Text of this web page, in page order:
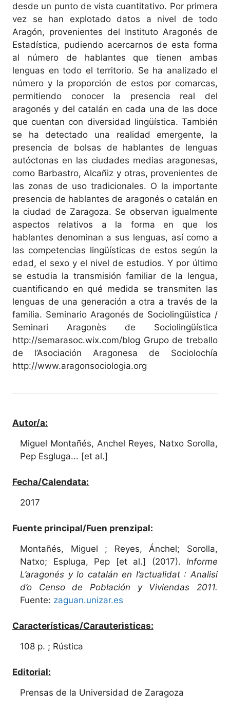
desde un punto de vista cuantitativo. Por primera
vez se han explotado datos a nivel de todo
Aragón, provenientes del Instituto Aragonés de
Estadística, pudiendo acercarnos de esta forma
al número de hablantes que tienen ambas
lenguas en todo el territorio. Se ha analizado el
número y la proporción de estos por comarcas,
permitiendo conocer la presencia real del
aragonés y del catalán en cada una de las doce
que cuentan con diversidad lingüística. También
se ha detectado una realidad emergente, la
presencia de bolsas de hablantes de lenguas
autóctonas en las ciudades medias aragonesas,
como Barbastro, Alcañiz y otras, provenientes de
las zonas de uso tradicionales. O la importante
presencia de hablantes de aragonés o catalán en
la ciudad de Zaragoza. Se observan igualmente
aspectos relativos a la forma en que los
hablantes denominan a sus lenguas, así como a
las competencias lingüísticas de estos según la
edad, el sexo y el nivel de estudios. Y por último
se estudia la transmisión familiar de la lengua,
cuantificando en qué medida se transmiten las
lenguas de una generación a otra a través de la
familia. Seminario Aragonés de Sociolingüistica /
Seminari Aragonès de Sociolingüística
http://semarasoc.wix.com/blog Grupo de treballo
de l’Asociación Aragonesa de Sociolochía
http://www.aragonsociologia.org
Autor/a:
Miguel Montañés, Anchel Reyes, Natxo Sorolla,
Pep Esgluga... [et al.]
Fecha/Calendata:
2017
Fuente principal/Fuen prenzipal:
Montañés, Miguel ; Reyes, Ánchel; Sorolla,
Natxo; Espluga, Pep [et al.] (2017). Informe
L’aragonés y lo catalán en l’actualidat : Analisi
d’o Censo de Población y Viviendas 2011.
Fuente: zaguan.unizar.es
Características/Carauteristicas:
108 p. ; Rústica
Editorial:
Prensas de la Universidad de Zaragoza